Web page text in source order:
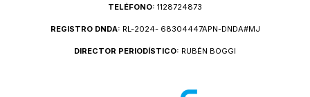
TELÉFONO: 1128724873
REGISTRO DNDA: RL-2024- 68304447APN-DNDA#MJ
DIRECTOR PERIODÍSTICO: RUBÉN BOGGI